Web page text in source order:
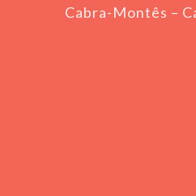
Cabra-Montês –